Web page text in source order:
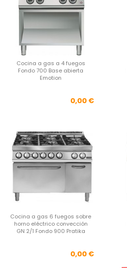
Cocina a gas a 4 fuegos
Fondo 700 Base abierta
Emotion
Precio
0,00 €
Cocina a gas 6 fuegos sobre
horno eléctrico convección
GN 2/1 Fondo 900 Pratika
Precio
0,00 €